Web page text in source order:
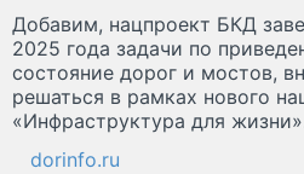
Добавим, нацпроект БКД
2025 года задачи по
состояние дорог и мостов,
решаться в рамках нового
«Инфраструктура для
dorinfo.ru